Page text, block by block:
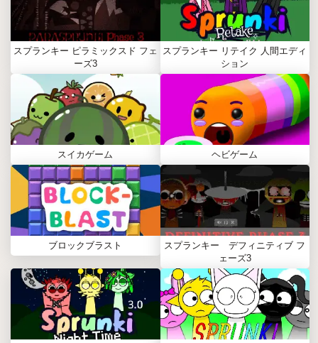
スプランキー ピラミックスド フェ
ーズ3
スプランキー リテイク 人間エディ
ション
スイカゲーム ヘビゲーム
ブロックブラスト
スプランキー デフィニティブ フ
ェーズ3